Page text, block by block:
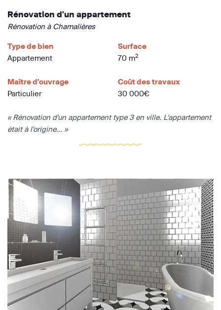
Rénovation d'un appartement
Rénovation à Chamalières
Type de bien
Appartement
Surface
70 m2
Maître d'ouvrage
Particulier
Coût des travaux
30 000€
« Rénovation d'un appartement type 3 en ville. L'appartement
était à l'origine... »